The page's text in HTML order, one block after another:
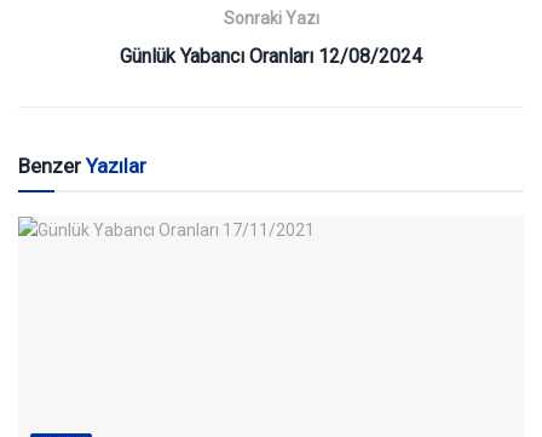
Sonraki Yazı
Günlük Yabancı Oranları 12/08/2024
BenzerYazılar